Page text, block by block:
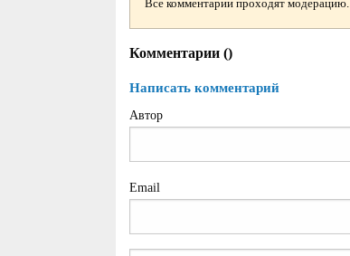
Все комментарии проходят модерацию.
Комментарии ()
Написать комментарий
Автор
Email